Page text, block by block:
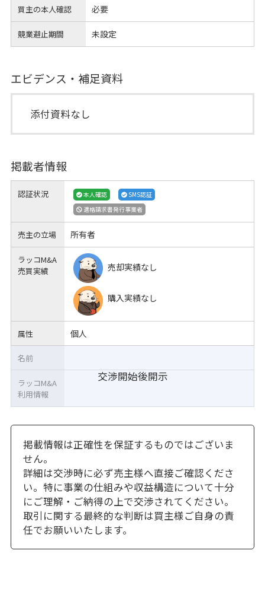
買主の本人確認 必要
競業避止期間 未設定
エビデンス・補足資料
添付資料なし
掲載者情報
認証状況 本人確認
SMS認証
適格請求書発行事業者
売主の立場 所有者
ラッコM&A
売買実績
売却実績なし
購入実績なし
属性 個人
交渉開始後開示
名前
ラッコM&A
利用情報
掲載情報は正確性を保証するものではございま
せん。
詳細は交渉時に必ず売主様へ直接ご確認くださ
い。特に事業の仕組みや収益構造について十分
にご理解・ご納得の上で交渉されてください。
取引に関する最終的な判断は買主様ご自身の責
任でお願いいたします。